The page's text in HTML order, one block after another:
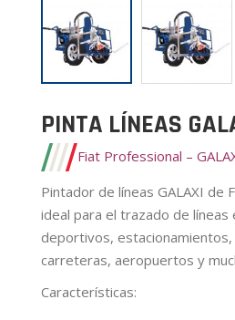
PINTA LÍNEAS
Fiat Professional –
Pintador de líneas GALAXI de
ideal para el trazado de líneas
deportivos, estacionamientos,
carreteras, aeropuertos y
Características: